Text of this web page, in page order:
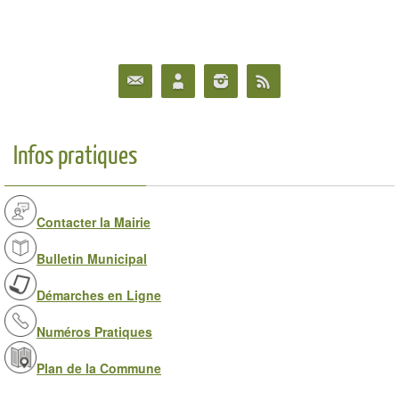
Infos pratiques
Contacter la Mairie
Bulletin Municipal
Démarches en Ligne
Numéros Pratiques
Plan de la Commune